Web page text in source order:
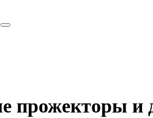
прожекторы и